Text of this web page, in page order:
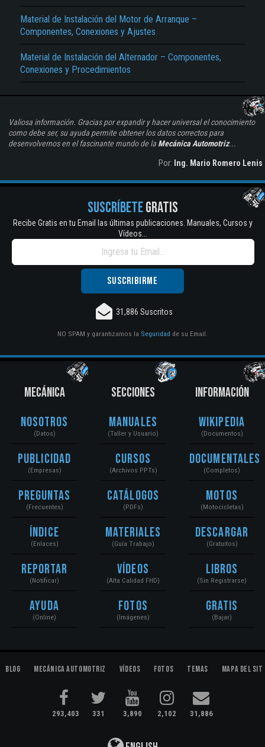
Material de Instalación del Motor de Arranque –
Componentes, Conexiones y Ajustes
Material de Instalación del Alternador – Componentes,
Conexiones y Procedimientos
Valiosa información. Gracias por expandir y hacer universal el conocimiento
como debe ser, su ayuda permite obtener los datos correctos para
desenvolvernos en el fascinante mundo de la Mecánica Automotriz...
Por: Ing. Mario Romero Lenis
SUSCRÍBETEGRATIS
Recibe Gratis en tu Email las últimas publicaciones. Manuales, Cursos y
Vídeos...
31,886 Suscritos
NO SPAM y garantizamos la Seguridad de su Email.
MECÁNICA
Nosotros
(Datos)
Publicidad
(Empresas)
Preguntas
(Frecuentes)
Índice
(Enlaces)
Reportar
(Notificar)
Ayuda
(Online)
SECCIONES
Manuales
(Taller y Usuario)
Cursos
(Archivos PPTs)
Catálogos
(PDFs)
Materiales
(Guía Trabajo)
Vídeos
(Alta Calidad FHD)
Fotos
(Imágenes)
INFORMACIÓN
Wikipedia
(Documentos)
Documentales
(Completos)
Motos
(Motocicletas)
Descargar
(Gratuitos)
Libros
(Sin Registrarse)
Gratis
(Bajar)
Blog Mecánica Automotriz Vídeos Fotos Temas Mapa del
293,403 331 3,890 2,102 31,886